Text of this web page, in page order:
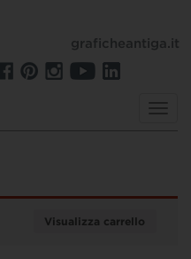
graficheantiga.it
Visualizza carrello